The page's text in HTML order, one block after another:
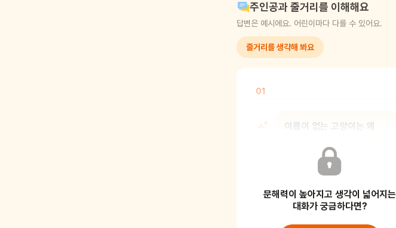
주인공과 줄거리를 이해해요
답변은 예시에요. 어린이마다 다를 수 있어요.
줄거리를 생각해 봐요
01
이름이 없는 고양이는 왜
불러줄 사람이 없어서 끝까지
남아있었을 거예요. 유기묘
문해력이 높아지고 생각이 넓어지는
대화가 궁금하다면?